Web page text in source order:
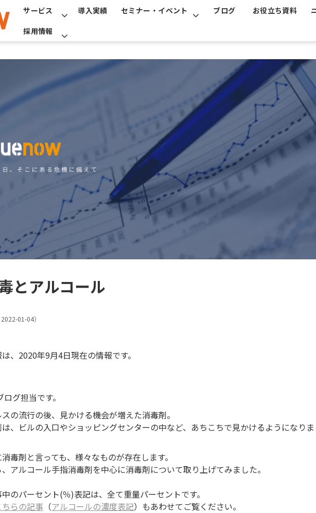
サービス 導入実績 セミナー・イベント ブログ お役立ち資料
採用情報
とアルコール
2022-01-04）
、2020年9月4日現在の情報です。
グ担当です。
の流行の後、見かける機会が増えた消毒剤。
、ビルの入口やショッピングセンターの中など、あちこちで見かけるようになりま
毒剤と言っても、様々なものが存在します。
アルコール手指消毒剤を中心に消毒剤について取り上げてみました。
中のパーセント(％)表記は、全て重量パーセントです。
ちらの記事 （アルコールの濃度表記）もあわせてご覧ください。